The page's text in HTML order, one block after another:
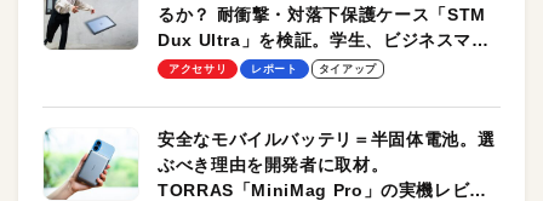
るか？ 耐衝撃・対落下保護ケース「STM
Dux Ultra」を検証。学生、ビジネスマン
のモバイルユースに最適！
アクセサリ レポート タイアップ
安全なモバイルバッテリ＝半固体電池。選
ぶべき理由を開発者に取材。
TORRAS「MiniMag Pro」の実機レビュ